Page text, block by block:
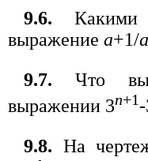
9.6. Какими
выражение a+1/a
9.7. Что вы
выражении 3n+1
9.8. На